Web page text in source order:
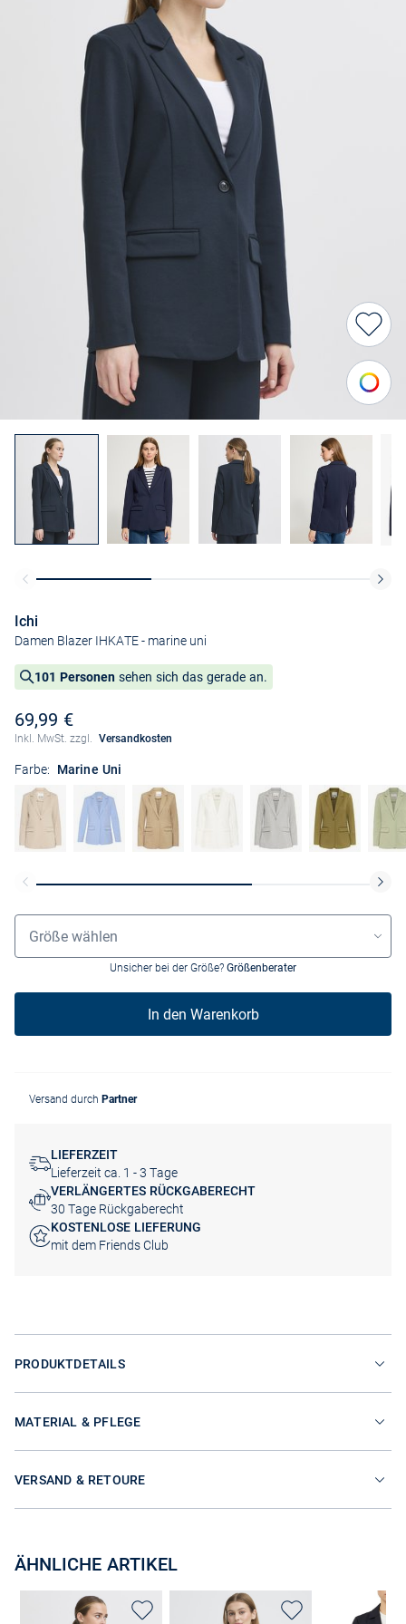
Ichi
Damen Blazer IHKATE- marine uni
101 Personen sehen sich das gerade an.
69,99 €
Inkl. MwSt. zzgl. Versandkosten
Farbe: Marine Uni
Größenauswahl
Größe wählen
Unsicher bei der Größe? Größenberater
In den Warenkorb
Versand durch Partner
LIEFERZEIT
Lieferzeit ca. 1 - 3 Tage
VERLÄNGERTES RÜCKGABERECHT
30 Tage Rückgaberecht
KOSTENLOSE LIEFERUNG
mit dem Friends Club
PRODUKTDETAILS
MATERIAL & PFLEGE
VERSAND & RETOURE
ÄHNLICHE ARTIKEL